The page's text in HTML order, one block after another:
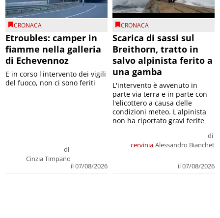
CRONACA
Etroubles: camper in
fiamme nella galleria
di Echevennoz
di
Cinzia Timpano
il 07/08/2026
E in corso l'intervento dei vigili
del fuoco, non ci sono feriti
CRONACA
Scarica di sassi sul
Breithorn, tratto in
salvo alpinista ferito a
una gamba
cervinia
di
Alessandro Bianchet
il 07/08/2026
L'intervento è avvenuto in
parte via terra e in parte con
l'elicottero a causa delle
condizioni meteo. L'alpinista
non ha riportato gravi ferite